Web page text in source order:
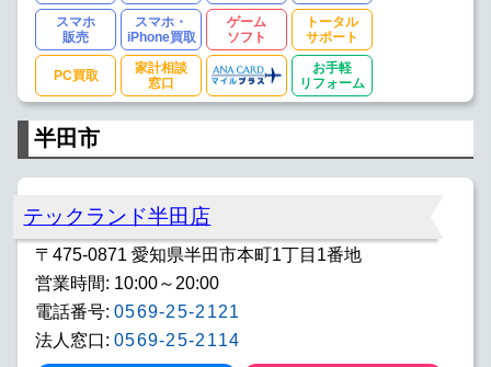
スマホ
販売
スマホ・
iPhone買取
ゲーム
ソフト
トータル
サポート
PC買取
家計相談
窓口
お手軽
リフォーム
半田市
テックランド半田店
〒475-0871 愛知県半田市本町1丁目1番地
営業時間: 10:00～20:00
電話番号: 0569-25-2121
法人窓口: 0569-25-2114